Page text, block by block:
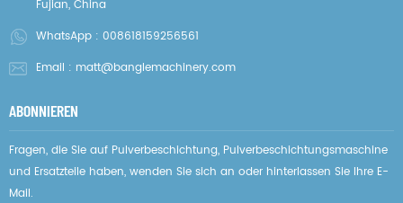
Fujian, China
WhatsApp : 008618159256561
Email : matt@banglemachinery.com
ABONNIEREN
Fragen, die Sie auf Pulverbeschichtung, Pulverbeschichtungsmaschine
und Ersatzteile haben, wenden Sie sich an oder hinterlassen Sie Ihre E-
Mail.